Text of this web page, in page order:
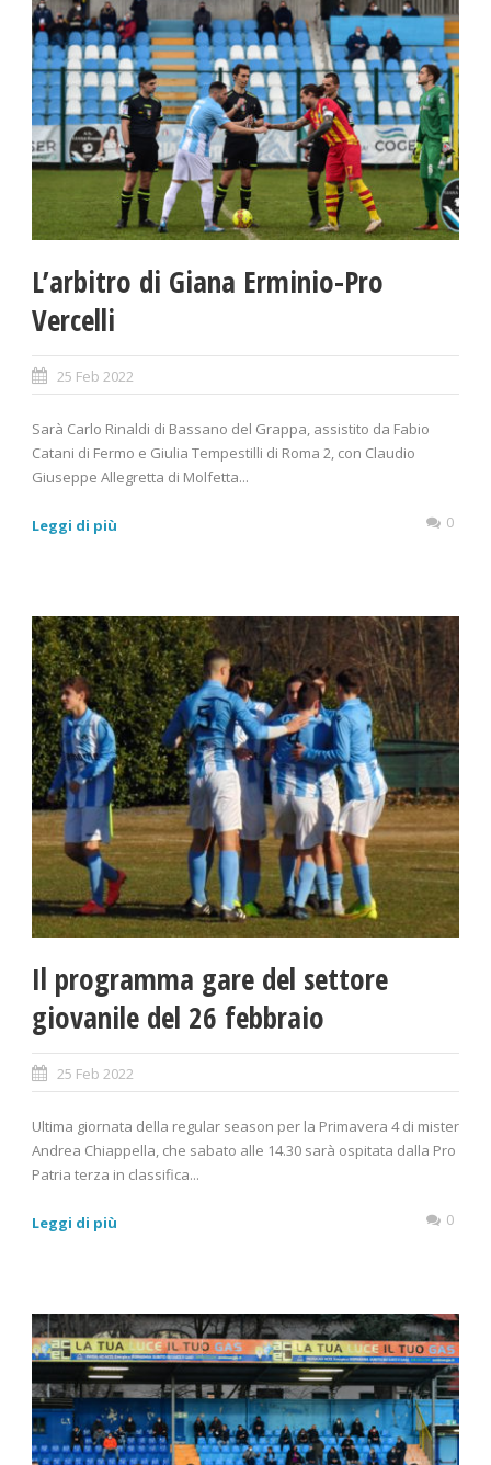
L’arbitro di Giana Erminio-Pro
Vercelli
25 Feb 2022
Sarà Carlo Rinaldi di Bassano del Grappa, assistito da Fabio
Catani di Fermo e Giulia Tempestilli di Roma 2, con Claudio
Giuseppe Allegretta di Molfetta...
Leggi di più 0
Il programma gare del settore
giovanile del 26 febbraio
25 Feb 2022
Ultima giornata della regular season per la Primavera 4 di mister
Andrea Chiappella, che sabato alle 14.30 sarà ospitata dalla Pro
Patria terza in classifica...
Leggi di più 0